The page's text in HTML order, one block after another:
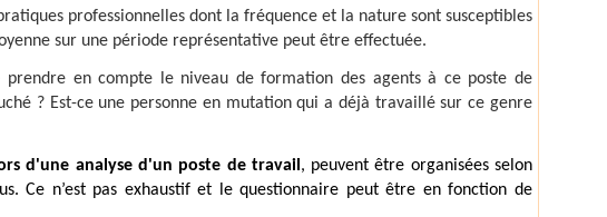
professionnelles dont la fréquence et la nature sont susceptibles
sur une période représentative peut être effectuée.
prendre en compte le niveau de formation des agents à ce poste de
? Est-ce une personne en mutation qui a déjà travaillé sur ce genre
d'une analyse d'un poste de travail , peuvent être organisées selon
Ce n’est pas exhaustif et le questionnaire peut être en fonction de